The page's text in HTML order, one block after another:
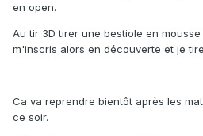
en open.
Au tir 3D tirer une bestiole en
m'inscris alors en découverte et je
Ca va reprendre bientôt après les
ce soir.